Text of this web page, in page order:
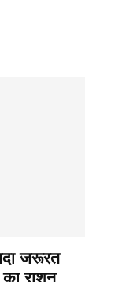
जरूरत
राशन